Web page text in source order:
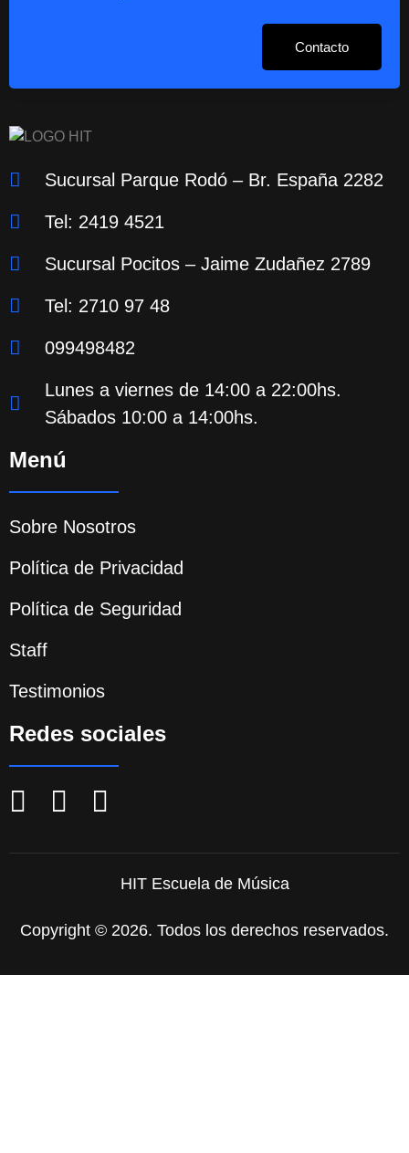
Contacto
Sucursal Parque Rodó – Br. España 2282
Tel: 2419 4521
Sucursal Pocitos – Jaime Zudañez 2789
Tel: 2710 97 48
099498482
Lunes a viernes de 14:00 a 22:00hs.
Sábados 10:00 a 14:00hs.
Menú
Sobre Nosotros
Política de Privacidad
Política de Seguridad
Staff
Testimonios
Redes sociales
HIT Escuela de Música
Copyright © 2026. Todos los derechos reservados.